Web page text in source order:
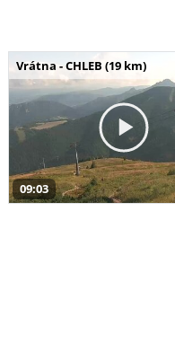
Vrátna - CHLEB (19 km)
09:03